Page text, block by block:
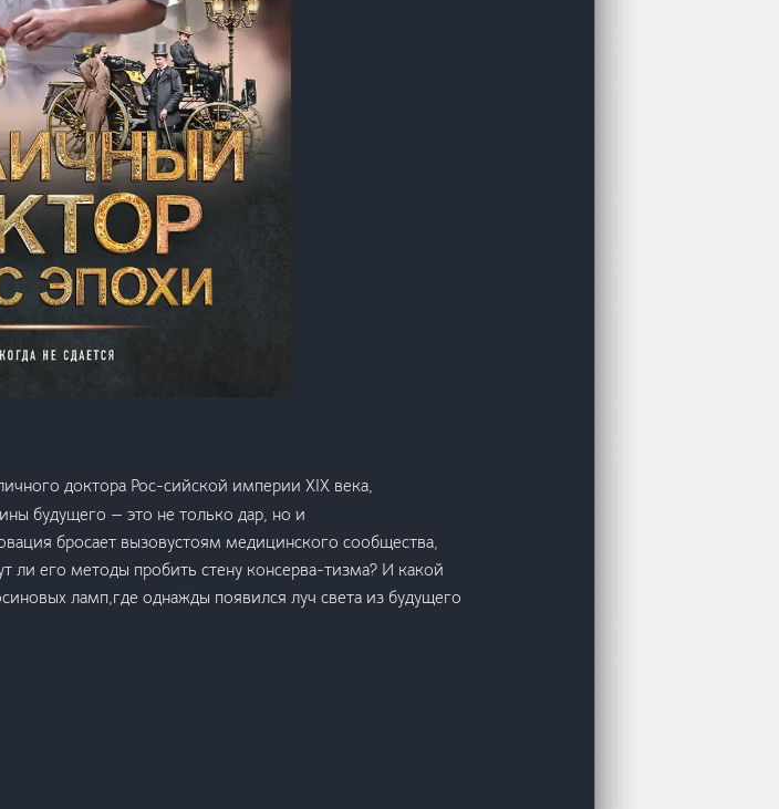
доктора Рос-сийской империи XIX века,
будущего — это не только дар, но и
бросает вызовустоям медицинского сообщества,
ли его методы пробить стену консерва-тизма? И какой
ламп,где однажды появился луч света из будущего